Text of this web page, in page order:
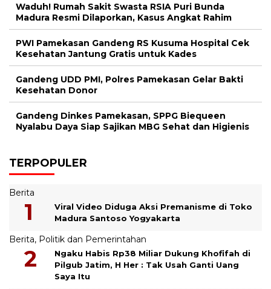
Waduh! Rumah Sakit Swasta RSIA Puri Bunda
Madura Resmi Dilaporkan, Kasus Angkat Rahim
PWI Pamekasan Gandeng RS Kusuma Hospital Cek
Kesehatan Jantung Gratis untuk Kades
Gandeng UDD PMI, Polres Pamekasan Gelar Bakti
Kesehatan Donor
Gandeng Dinkes Pamekasan, SPPG Biequeen
Nyalabu Daya Siap Sajikan MBG Sehat dan Higienis
TERPOPULER
Berita
Viral Video Diduga Aksi Premanisme di Toko
Madura Santoso Yogyakarta
Berita, Politik dan Pemerintahan
Ngaku Habis Rp38 Miliar Dukung Khofifah di
Pilgub Jatim, H Her : Tak Usah Ganti Uang
Saya Itu